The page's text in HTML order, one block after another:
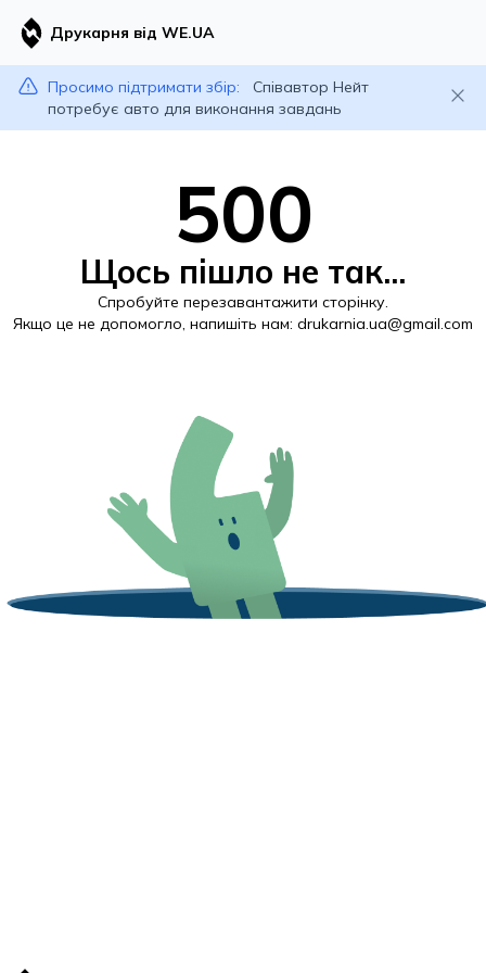
Друкарня від WE.UA
Просимо підтримати збір:
Співавтор Нейт
потребує авто для виконання завдань
500
Щось пішло не так...
Спробуйте перезавантажити сторінку.
Якщо це не допомогло, напишіть нам: drukarnia.ua@gmail.com